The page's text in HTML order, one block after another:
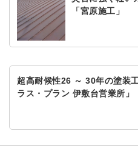
「宮原施工」
超高耐候性26 ～ 30年の塗装
ラス・プラン 伊敷台営業所」